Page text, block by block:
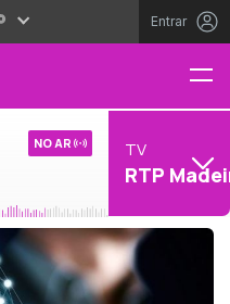
Entrar
NO AR TV
RTP